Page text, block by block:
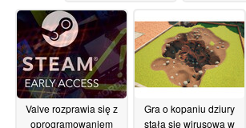
Valve rozprawia się z
oprogramowaniem
Gra o kopaniu dziury
stała się wirusowa w